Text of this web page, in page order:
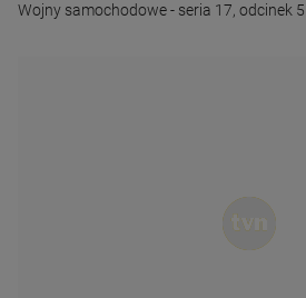
Wojny samochodowe - seria 17, odcinek 5